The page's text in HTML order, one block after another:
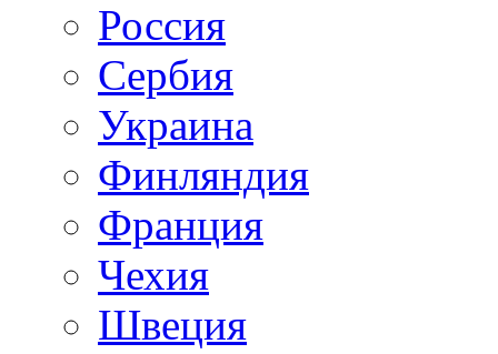
Россия
Сербия
Украина
Финляндия
Франция
Чехия
Швеция